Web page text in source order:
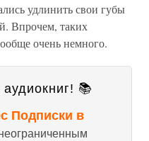
удлинить свои губы
Впрочем, таких
очень немного.
📚
Подписки в